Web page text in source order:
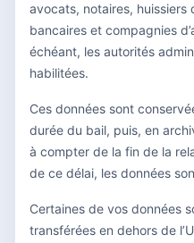
avocats, notaires, huissiers
bancaires et compagnies
échéant, les autorités
habilitées.
Ces données sont
durée du bail, puis, en
à compter de la fin de la
de ce délai, les données
Certaines de vos données
transférées en dehors de